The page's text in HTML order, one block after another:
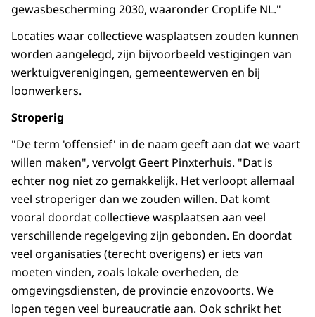
gewasbescherming 2030, waaronder CropLife NL."
Locaties waar collectieve wasplaatsen zouden kunnen
worden aangelegd, zijn bijvoorbeeld vestigingen van
werktuigverenigingen, gemeentewerven en bij
loonwerkers.
Stroperig
"De term 'offensief' in de naam geeft aan dat we vaart
willen maken", vervolgt Geert Pinxterhuis. "Dat is
echter nog niet zo gemakkelijk. Het verloopt allemaal
veel stroperiger dan we zouden willen. Dat komt
vooral doordat collectieve wasplaatsen aan veel
verschillende regelgeving zijn gebonden. En doordat
veel organisaties (terecht overigens) er iets van
moeten vinden, zoals lokale overheden, de
omgevingsdiensten, de provincie enzovoorts. We
lopen tegen veel bureaucratie aan. Ook schrikt het